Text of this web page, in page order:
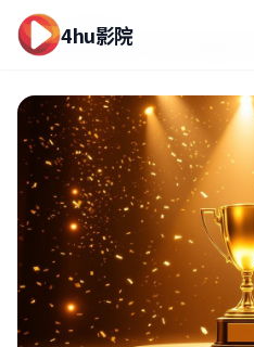
4hu影院
首页
新闻资讯
4hu影院荣获2024年度中国影视